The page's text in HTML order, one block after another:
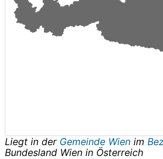
Liegt in der Gemeinde Wien im
Bundesland Wien in Österreich